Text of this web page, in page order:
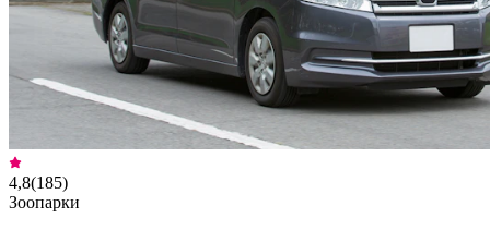
4,8(185)
Зоопарки